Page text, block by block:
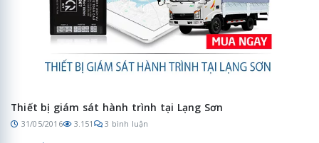
Thiết bị giám sát hành trình tại Lạng Sơn
31/05/2016 3.151 3 bình luận